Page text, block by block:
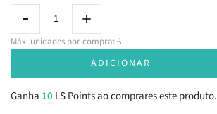
Máx. unidades por compra: 6
ADICIONAR
Ganha 10 LS Points ao comprares este produto.